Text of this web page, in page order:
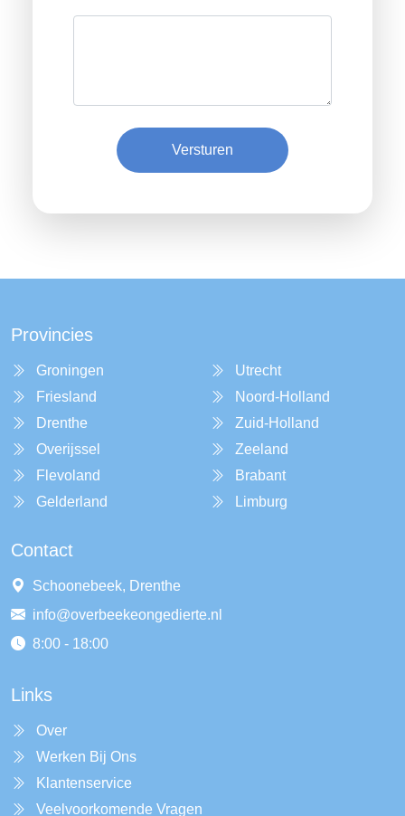
Versturen
Provincies
Groningen
Friesland
Drenthe
Overijssel
Flevoland
Gelderland
Utrecht
Noord-Holland
Zuid-Holland
Zeeland
Brabant
Limburg
Contact
Schoonebeek, Drenthe
info@overbeekeongedierte.nl
8:00 - 18:00
Links
Over
Werken Bij Ons
Klantenservice
Veelvoorkomende Vragen